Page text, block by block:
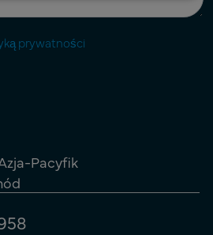
prywatności
Pacyfik